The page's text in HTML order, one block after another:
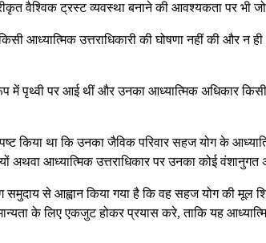
वैश्विक ट्रस्ट व्यवस्था बनाने की आवश्यकता पर भी
आध्यात्मिक उत्तराधिकारी की घोषणा नहीं की और न ही
पृथ्वी पर आई थीं और उनका आध्यात्मिक अधिकार किसी
किया था कि उनका जैविक परिवार सहज योग के
अथवा आध्यात्मिक उत्तराधिकार पर उनका कोई वंशानुगत
से आह्वान किया गया है कि वह सहज योग की मूल
के लिए एकजुट होकर प्रयास करे, ताकि यह